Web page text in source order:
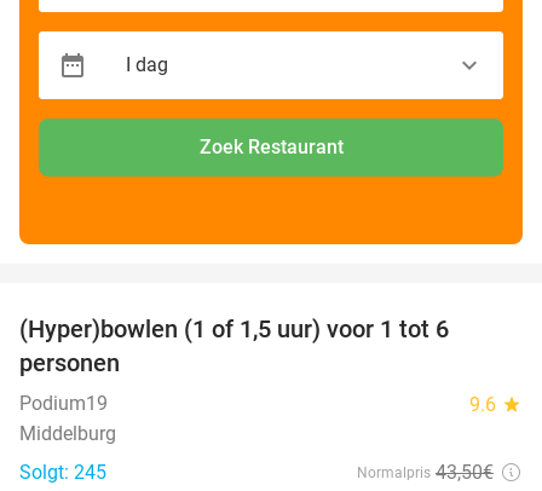
Zoek Restaurant
(Hyper)bowlen (1 of 1,5 uur) voor 1 tot 6
personen
Podium19 9.6 star
Middelburg
Solgt: 245
Normalpris 43,50€